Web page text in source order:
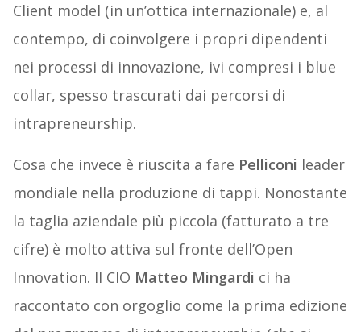
Client model (in un’ottica internazionale) e, al
contempo, di coinvolgere i propri dipendenti
nei processi di innovazione, ivi compresi i blue
collar, spesso trascurati dai percorsi di
intrapreneurship.
Cosa che invece è riuscita a fare Pelliconi leader
mondiale nella produzione di tappi. Nonostante
la taglia aziendale più piccola (fatturato a tre
cifre) è molto attiva sul fronte dell’Open
Innovation. Il CIO Matteo Mingardi ci ha
raccontato con orgoglio come la prima edizione